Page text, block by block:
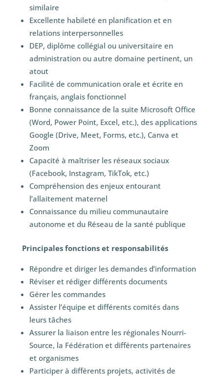
similaire
Excellente habileté en planification et en
relations interpersonnelles
DEP, diplôme collégial ou universitaire en
administration ou autre domaine pertinent, un
atout
Facilité de communication orale et écrite en
français, anglais fonctionnel
Bonne connaissance de la suite Microsoft Office
(Word, Power Point, Excel, etc.), des applications
Google (Drive, Meet, Forms, etc.), Canva et
Zoom
Capacité à maîtriser les réseaux sociaux
(Facebook, Instagram, TikTok, etc.)
Compréhension des enjeux entourant
l’allaitement maternel
Connaissance du milieu communautaire
autonome et du Réseau de la santé publique
Principales fonctions et responsabilités
Répondre et diriger les demandes d’information
Réviser et rédiger différents documents
Gérer les commandes
Assister l’équipe et différents comités dans
leurs tâches
Assurer la liaison entre les régionales Nourri-
Source, la Fédération et différents partenaires
et organismes
Participer à différents projets, activités de